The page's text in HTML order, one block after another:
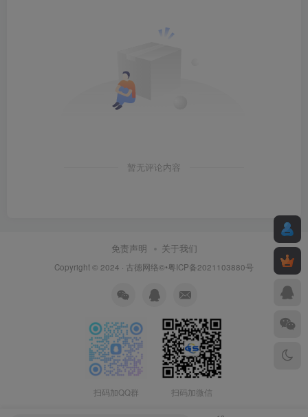
暂无评论内容
免责声明 关于我们
Copyright © 2024 · 古德网络©•粤ICP备2021103880号
扫码加QQ群 扫码加微信